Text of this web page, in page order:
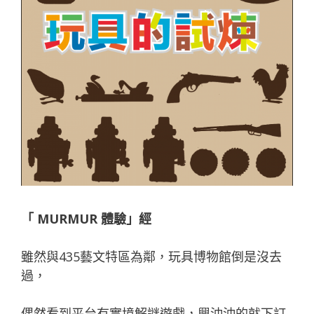
「 MURMUR 體驗」經
雖然與435藝文特區為鄰，玩具博物館倒是沒去
過，